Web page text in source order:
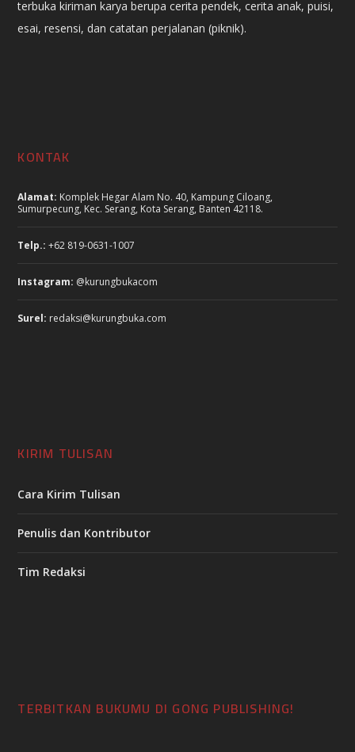
terbuka kiriman karya berupa cerita pendek, cerita anak, puisi,
esai, resensi, dan catatan perjalanan (piknik).
KONTAK
Alamat: Komplek Hegar Alam No. 40, Kampung Ciloang,
Sumurpecung, Kec. Serang, Kota Serang, Banten 42118.
Telp.: +62 819-0631-1007
Instagram: @kurungbukacom
Surel: redaksi@kurungbuka.com
KIRIM TULISAN
Cara Kirim Tulisan
Penulis dan Kontributor
Tim Redaksi
TERBITKAN BUKUMU DI GONG PUBLISHING!